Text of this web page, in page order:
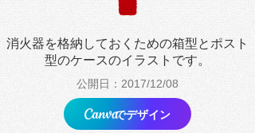
消火器を格納しておくための箱型とポスト
型のケースのイラストです。
公開日：2017/12/08
でデザイン